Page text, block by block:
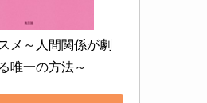
メ～人間関係が劇
唯一の方法～